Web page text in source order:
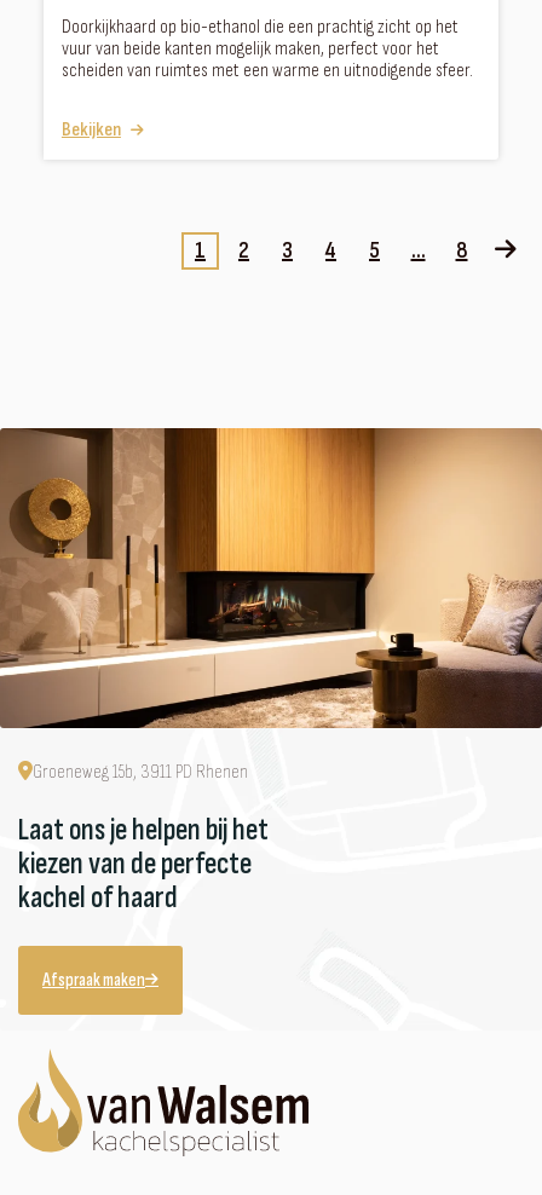
Doorkijkhaard op bio-ethanol die een prachtig zicht op het
vuur van beide kanten mogelijk maken, perfect voor het
scheiden van ruimtes met een warme en uitnodigende sfeer.
Bekijken
1 2 3 4 5 ... 8
Groeneweg 15b, 3911 PD Rhenen
Laat ons je helpen bij het
kiezen van de perfecte
kachel of haard
Afspraak maken